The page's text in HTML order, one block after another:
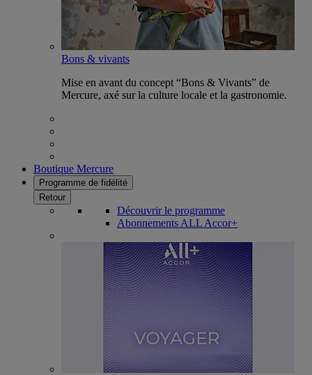
Bons & vivants
Mise en avant du concept “Bons & Vivants” de
Mercure, axé sur la culture locale et la gastronomie.
Boutique Mercure
Programme de fidélité
Retour
Découvrir le programme
Abonnements ALL Accor+